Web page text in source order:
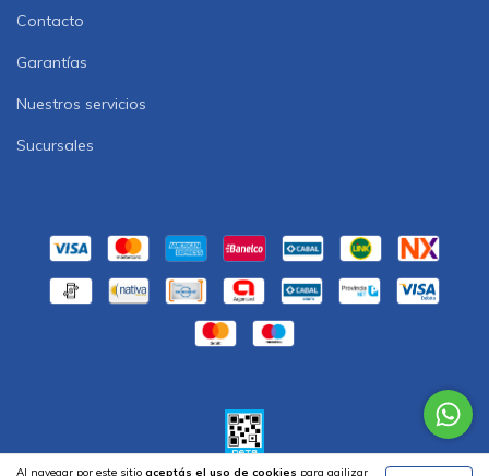
Al navegar por este sitio aceptás el uso de cookies para agilizar
Contacto
Garantías
Nuestros servicios
Sucursales